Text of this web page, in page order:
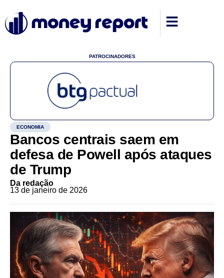
PATROCINADORES
ECONOMIA
Bancos centrais saem em
defesa de Powell após ataques
de Trump
Da redação
13 de janeiro de 2026